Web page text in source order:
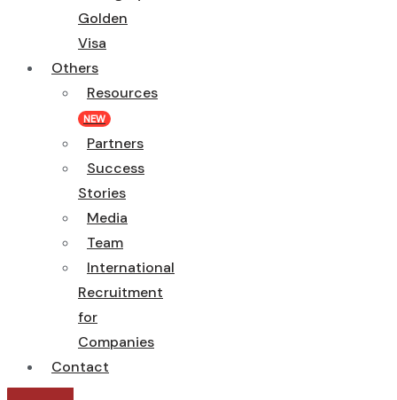
Golden
Visa
Others
Resources
NEW
Partners
Success
Stories
Media
Team
International
Recruitment
for
Companies
Contact